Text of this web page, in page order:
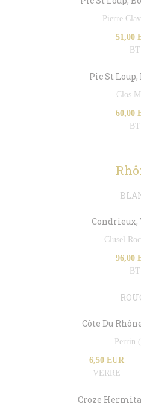
Pierre
51,00
BT
Pic St
Clos
60,00
BT
Condrieux,
Clusel
96,00
BT
Côte Du
Perrin
6,50 EUR
VERRE
Croze